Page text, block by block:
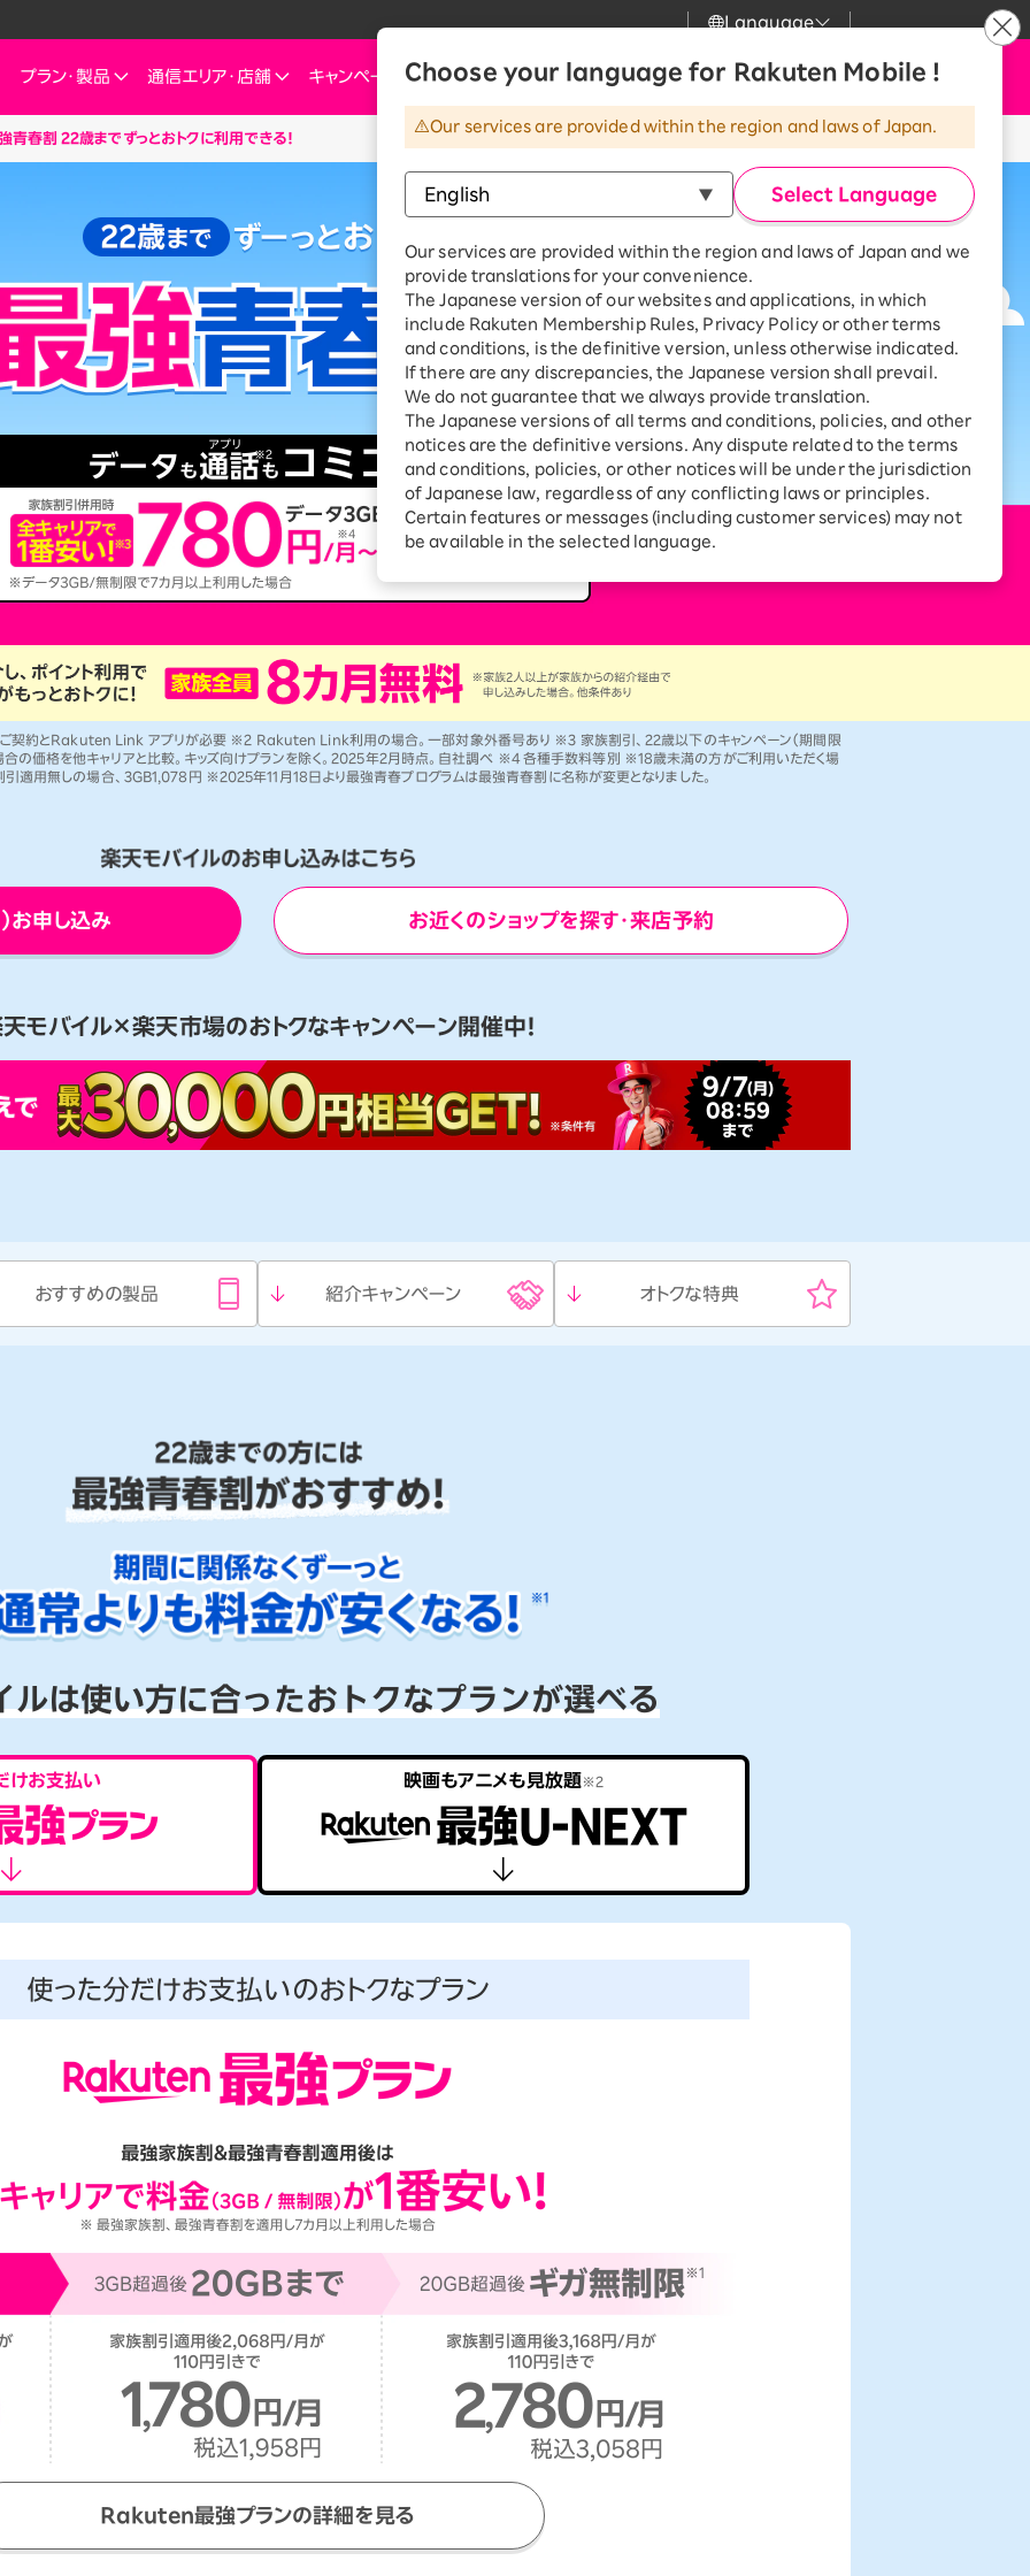
Language
Choose your language for Rakuten Mobile !
Our services are provided within the region and laws of Japan.
Select Language
Our services are provided within the region and laws of Japan and we
provide translations for your convenience.
The Japanese version of our websites and applications, in which
include Rakuten Membership Rules, Privacy Policy or other terms
and conditions, is the definitive version, unless otherwise indicated.
If there are any discrepancies, the Japanese version shall prevail.
We do not guarantee that we always provide translation.
The Japanese versions of all terms and conditions, policies, and other
notices are the definitive versions. Any dispute related to the terms
and conditions, policies, or other notices will be under the jurisdiction
of Japanese law, regardless of any conflicting laws or principles.
Certain features or messages (including customer services) may not
be available in the selected language.
プラン・製品
ター
リ
ンサービス
eSIM
デュアルSIM
ご利用製品の対応確認
インターネット・電気
Rakuten Turbo
料金プラン
楽天ひかり
楽天でんき
料金プラン
おうちのネット診断
Turboとひかり、どっちがいい？
スマホとセットでおトク
最強おうちプログラム
スマホ＋Rakuten Turbo
Rakuten Turbo 初めて申し込
スマホ＋楽天ひかり
楽天ひかり初めて申し込みで毎
月1,000ポイント還元
通信エリア・ 店舗
エリア ご来店のお客様へ
ショップ（店舗）
キャンペーン
トフォン
れからお申し込み・製品購入をする方
利用特典・キャンペーン
天モバイルをご利用中の方向けおトク情報
インターネット・電気
Rakuten Turbo
楽天でんき
お知らせ・サポート
イ／組み合わせプランを
ご検討中の方へ
なぜ今楽天モバイルなのか
お客様の声
スマホ活用術を学ぶ
お客様サポート
Rakuten Turbo
楽天ひかり
楽天でんき
お申し込み
青春割 22歳までずっとおトクに利用できる！
契約とRakuten Link アプリが必要 ※2 Rakuten Link利用の場合。一部対象外番号あり ※3 家族割引、22歳以下のキャンペーン（期間限
の価格を他キャリアと比較。キッズ向けプランを除く。2025年2月時点。自社調べ ※4 各種手数料等別 ※18歳未満の方がご利用いただく場
引適用無しの場合、3GB1,078円 ※2025年11月18日より最強青春プログラムは最強青春割に名称が変更となりました。
お申し込み お近くのショップを探す・来店予約
モバイル×楽天市場のおトクなキャンペーン開催中！
おすすめの製品 紹介キャンペーン オトクな特典
けお支払い 映画もアニメも見放題※2
使った分だけお支払いのおトクなプラン
Rakuten最強プランの詳細を見る